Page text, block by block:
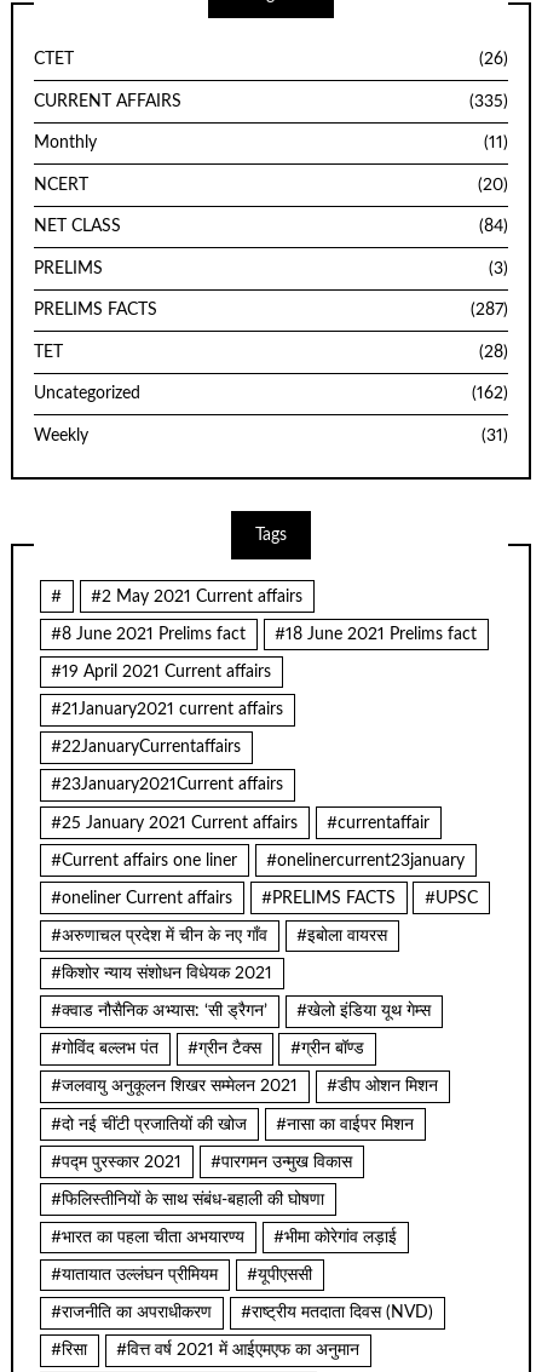
CTET (26)
CURRENT AFFAIRS (335)
Monthly (11)
NCERT (20)
NET CLASS (84)
PRELIMS (3)
PRELIMS FACTS (287)
TET (28)
Uncategorized (162)
Weekly (31)
Tags
# #2 May 2021 Current affairs
#8 June 2021 Prelims fact #18 June 2021 Prelims fact
#19 April 2021 Current affairs
#21January2021 current affairs
#22JanuaryCurrentaffairs
#23January2021Current affairs
#25 January 2021 Current affairs #currentaffair
#Current affairs one liner #onelinercurrent23january
#oneliner Current affairs #PRELIMS FACTS #UPSC
#अरुणाचल प्रदेश में चीन के नए गाँव #इबोला वायरस
#किशोर न्याय संशोधन विधेयक 2021
#क्वाड नौसैनिक अभ्यास: ‘सी ड्रैगन’ #खेलो इंडिया यूथ गेम्स
#गोविंद बल्लभ पंत #ग्रीन टैक्स #ग्रीन बॉण्ड
#जलवायु अनुकूलन शिखर सम्मेलन 2021 #डीप ओशन मिशन
#दो नई चींटी प्रजातियों की खोज #नासा का वाईपर मिशन
#पद्म पुरस्कार 2021 #पारगमन उन्मुख विकास
#फिलिस्तीनियों के साथ संबंध-बहाली की घोषणा
#भारत का पहला चीता अभयारण्य #भीमा कोरेगांव लड़ाई
#यातायात उल्लंघन प्रीमियम #यूपीएससी
#राजनीति का अपराधीकरण #राष्ट्रीय मतदाता दिवस (NVD)
#रिसा #वित्त वर्ष 2021 में आईएमएफ का अनुमान